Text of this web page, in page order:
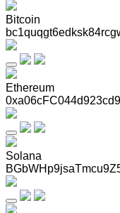
Bitcoin
Ethereum
Solana